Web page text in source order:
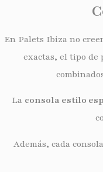
En Palets Ibiza no
exactas, el tipo de
La consola estilo
Además, cada